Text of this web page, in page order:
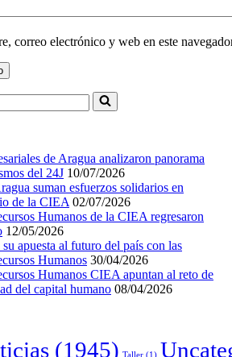
correo electrónico y web en este
de Aragua analizaron panorama
del 24J 10/07/2026
suman esfuerzos solidarios en
de la CIEA 02/07/2026
Humanos de la CIEA regresaron
12/05/2026
apuesta al futuro del país con las
Humanos 30/04/2026
Humanos CIEA apuntan al reto de
del capital humano 08/04/2026
(1945) Taller (1)